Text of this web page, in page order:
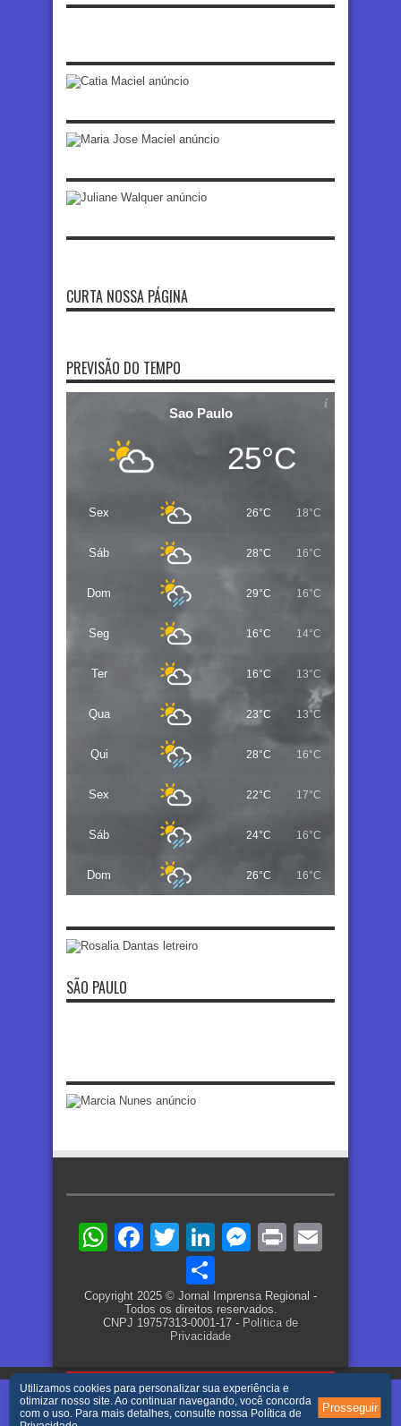
CURTA NOSSA PÁGINA
PREVISÃO DO TEMPO
Sao Paulo
25°C
Sex 26°C 18°C
Sáb 28°C 16°C
Dom 29°C 16°C
Seg 16°C 14°C
Ter 16°C 13°C
Qua 23°C 13°C
Qui 28°C 16°C
Sex 22°C 17°C
Sáb 24°C 16°C
Dom 26°C 16°C
SÃO PAULO
WhatsApp
Facebook
TwitterLinkedIn
Messenger
Print
Copyright 2025 © Jornal Imprensa Regional -
Todos os direitos reservados.
CNPJ 19757313-0001-17 - Política de
Privacidade
Utilizamos cookies para personalizar sua experiência e
otimizar nosso site. Ao continuar navegando, você concorda
com o uso. Para mais detalhes, consulte nossa Política de
Prosseguir